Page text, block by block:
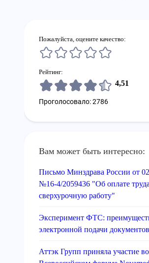
Пожалуйста, оцените качество:
Рейтинг:
4,51
Проголосовало: 2786
Вам может быть интересно:
Письмо Минздрава России от
№16-4/2059436 "Об оплате
сверхурочную работу"
Эксперимент ФТС:
электронной подачи документов
Аттэк Групп приняла участие во